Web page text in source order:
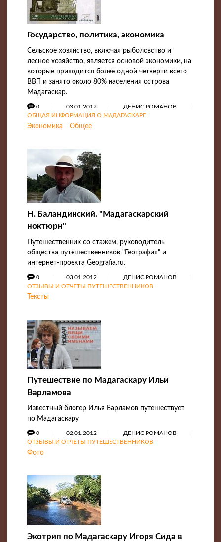
Государство, политика, экономика
Сельское хозяйство, включая рыболовство и
лесное хозяйство, является основой экономики, на
которые приходится более одной четверти всего
ВВП и занято около 80% населения острова
Мадагаскар.
0 03.01.2012
ДЕНИС РОМАНОВ
ОБЩАЯ ИНФОРМАЦИЯ О МАДАГАСКАРЕ
Экономика Общее
Н. Баландинский. "Мадагаскарский
ноктюрн"
Путешественник со стажем, руководитель
общества путешественников "География" и
интернет-проекта Geografia.ru.
0 03.01.2012
ДЕНИС РОМАНОВ
ОТЗЫВЫ И ОТЧЕТЫ ПУТЕШЕСТВЕННИКОВ
Тексты
Путешествие по Мадагаскару Ильи
Варламова
Известный блогер Илья Варламов путешествует
по Мадагаскару
0 02.01.2012
ДЕНИС РОМАНОВ
ОТЗЫВЫ И ОТЧЕТЫ ПУТЕШЕСТВЕННИКОВ
Фото
Экотрип по Мадагаскару Игоря Сида в